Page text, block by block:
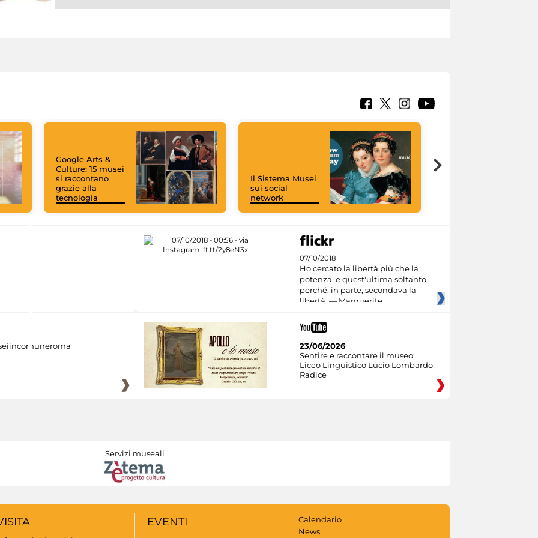
Google Arts &
Culture: 15 musei
si raccontano
grazie alla
tecnologia
Il Sistema Musei
sui social
network
07/10/2018
Ho cercato la libertà più che la
potenza, e quest'ultima soltanto
perché, in parte, secondava la
libertà. — Marguerite
23/06/2026
Sentire e raccontare il museo:
Liceo Linguistico Lucio Lombardo
Radice
Servizi museali
EVENTI
Calendario
News